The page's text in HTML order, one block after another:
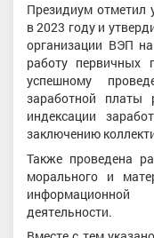
Президиум отметил
в 2023 году и
организации ВЭП
работу первичных
успешному
заработной платы
индексации
заключению
Также проведена
морального и
деятельности.